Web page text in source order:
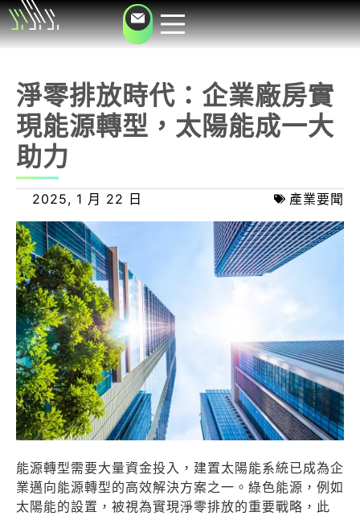
淨零排放時代：企業廠房實
現能源轉型，太陽能成一大
助力
2025, 1 月 22 日 產業要聞
能源轉型需要大量資金投入，建置太陽能系統已成為企
業邁向能源轉型的高效解決方案之一。綠色能源，例如
太陽能的設置，被視為實現淨零排放的重要戰略，此